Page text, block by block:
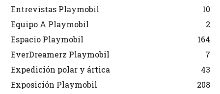
Entrevistas Playmobil
10
Equipo A Playmobil
2
Espacio Playmobil
164
EverDreamerz Playmobil
7
Expedición polar y ártica
43
Exposición Playmobil
208